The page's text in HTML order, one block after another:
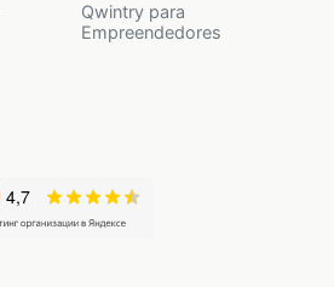
Qwintry para
Empreendedores